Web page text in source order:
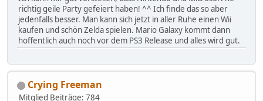
richtig geile Party gefeiert haben! ^^ Ich finde das so aber
jedenfalls besser. Man kann sich jetzt in aller Ruhe einen Wii
kaufen und schön Zelda spielen. Mario Galaxy kommt dann
hoffentlich auch noch vor dem PS3 Release und alles wird gut.
Crying Freeman
Mitglied Beiträge: 784